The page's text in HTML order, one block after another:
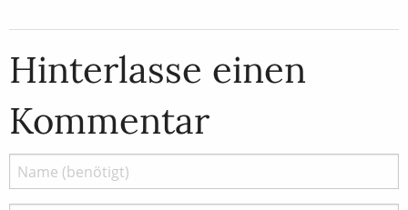
Hinterlasse einen
Kommentar